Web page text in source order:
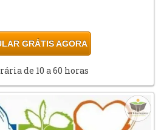
GRÁTIS AGORA
de 10 a 60 horas